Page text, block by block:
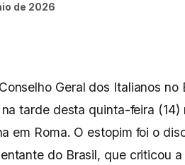
de 2026
Geral dos Italianos no
tarde desta quinta-feira (14)
em Roma. O estopim foi o
do Brasil, que criticou